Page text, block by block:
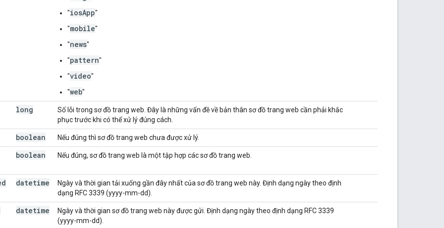
"iosApp"
"mobile"
"news"
"pattern"
"video"
"web"
long
Số lỗi trong sơ đồ trang web. Đây là những vấn đề về bản thân sơ đồ trang web cần phải khắc
phục trước khi có thể xử lý đúng cách.
boolean Nếu đúng thì sơ đồ trang web chưa được xử lý.
boolean Nếu đúng, sơ đồ trang web là một tập hợp các sơ đồ trang web.
datetime
Ngày và thời gian tải xuống gần đây nhất của sơ đồ trang web này. Định dạng ngày theo định
dạng RFC 3339 (yyyy-mm-dd).
datetime
Ngày và thời gian sơ đồ trang web này được gửi. Định dạng ngày theo định dạng RFC 3339
(yyyy-mm-dd).